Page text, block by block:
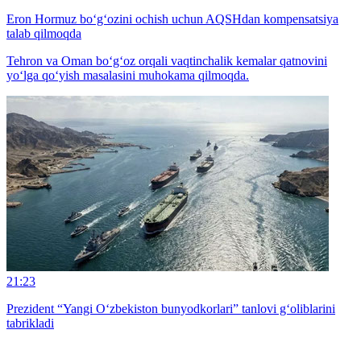
Eron Hormuz bo‘g‘ozini ochish uchun AQSHdan kompensatsiya
talab qilmoqda
Tehron va Oman bo‘g‘oz orqali vaqtinchalik kemalar qatnovini
yo‘lga qo‘yish masalasini muhokama qilmoqda.
21:23
Prezident “Yangi O‘zbekiston bunyodkorlari” tanlovi g‘oliblarini
tabrikladi